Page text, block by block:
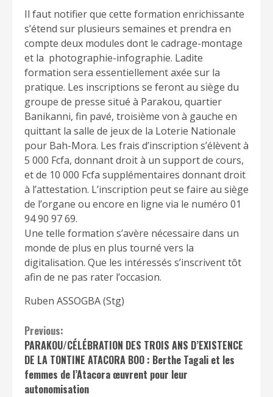
Il faut notifier que cette formation enrichissante
s’étend sur plusieurs semaines et prendra en
compte deux modules dont le cadrage-montage
et la photographie-infographie. Ladite
formation sera essentiellement axée sur la
pratique. Les inscriptions se feront au siège du
groupe de presse situé à Parakou, quartier
Banikanni, fin pavé, troisième von à gauche en
quittant la salle de jeux de la Loterie Nationale
pour Bah-Mora. Les frais d’inscription s’élèvent à
5 000 Fcfa, donnant droit à un support de cours,
et de 10 000 Fcfa supplémentaires donnant droit
à l’attestation. L’inscription peut se faire au siège
de l’organe ou encore en ligne via le numéro 01
94 90 97 69.
Une telle formation s’avère nécessaire dans un
monde de plus en plus tourné vers la
digitalisation. Que les intéressés s’inscrivent tôt
afin de ne pas rater l’occasion.
Ruben ASSOGBA (Stg)
Continue
Reading
Previous:
PARAKOU/CÉLÉBRATION DES TROIS ANS D’EXISTENCE
DE LA TONTINE ATACORA BOO : Berthe Tagali et les
femmes de l’Atacora œuvrent pour leur
autonomisation